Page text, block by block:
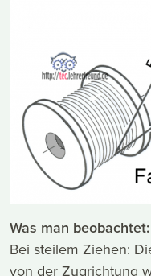
Was man beobachtet:
Bei steilem Ziehen:
von der Zugrichtung